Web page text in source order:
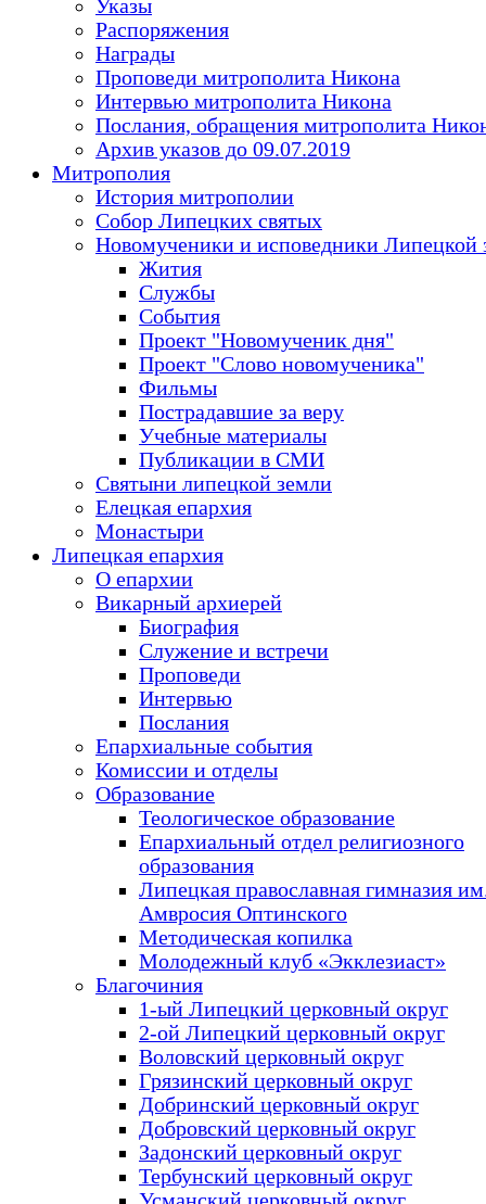
Указы
Распоряжения
Награды
Проповеди митрополита Никона
Интервью митрополита Никона
Послания, обращения митрополита
Архив указов до 09.07.2019
Митрополия
История митрополии
Собор Липецких святых
Новомученики и исповедники Липецкой
Жития
Службы
События
Проект "Новомученик дня"
Проект "Слово новомученика"
Фильмы
Пострадавшие за веру
Учебные материалы
Публикации в СМИ
Святыни липецкой земли
Елецкая епархия
Монастыри
Липецкая епархия
О епархии
Викарный архиерей
Биография
Служение и встречи
Проповеди
Интервью
Послания
Епархиальные события
Комиссии и отделы
Образование
Теологическое образование
Епархиальный отдел религиозного
образования
Липецкая православная гимназия
Амвросия Оптинского
Методическая копилка
Молодежный клуб «Экклезиаст»
Благочиния
1-ый Липецкий церковный округ
2-ой Липецкий церковный округ
Воловский церковный округ
Грязинский церковный округ
Добринский церковный округ
Добровский церковный округ
Задонский церковный округ
Тербунский церковный округ